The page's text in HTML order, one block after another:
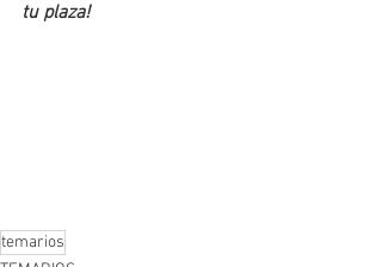
tu plaza!
temarios